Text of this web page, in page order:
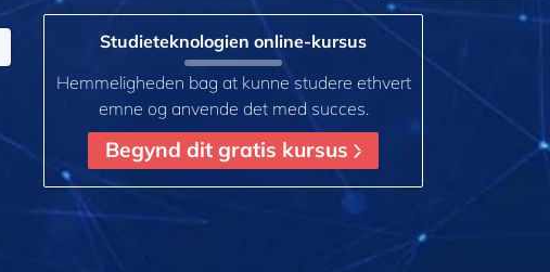
Studieteknologien online-kursus
Hemmeligheden bag at kunne studere ethvert
emne og anvende det med succes.
Begynd dit gratis kursus